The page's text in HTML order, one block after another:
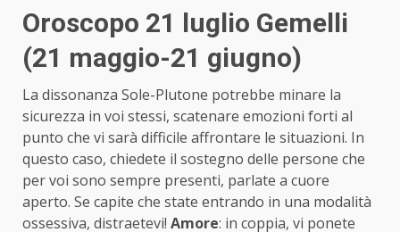
Oroscopo 21 luglio Gemelli
(21 maggio-21 giugno)
La dissonanza Sole-Plutone potrebbe minare la
sicurezza in voi stessi, scatenare emozioni forti al
punto che vi sarà difficile affrontare le situazioni. In
questo caso, chiedete il sostegno delle persone che
per voi sono sempre presenti, parlate a cuore
aperto. Se capite che state entrando in una modalità
ossessiva, distraetevi! Amore: in coppia, vi ponete